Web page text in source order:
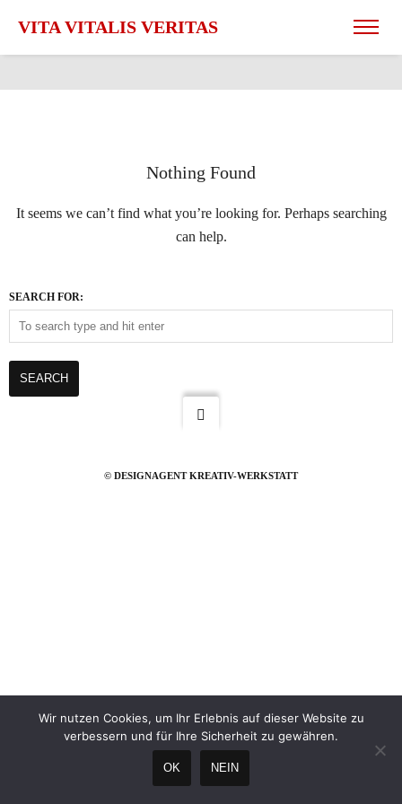
VITA VITALIS VERITAS
Nothing Found
It seems we can’t find what you’re looking for. Perhaps searching
can help.
SEARCH FOR:
© DESIGNAGENT KREATIV-WERKSTATT
Wir nutzen Cookies, um Ihr Erlebnis auf dieser Website zu
verbessern und für Ihre Sicherheit zu gewähren.
OK NEIN